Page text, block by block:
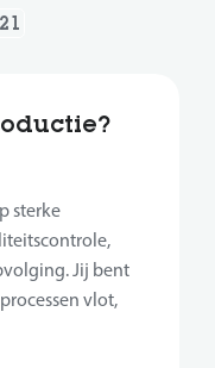
21
sterke
Jij bent
vlot,